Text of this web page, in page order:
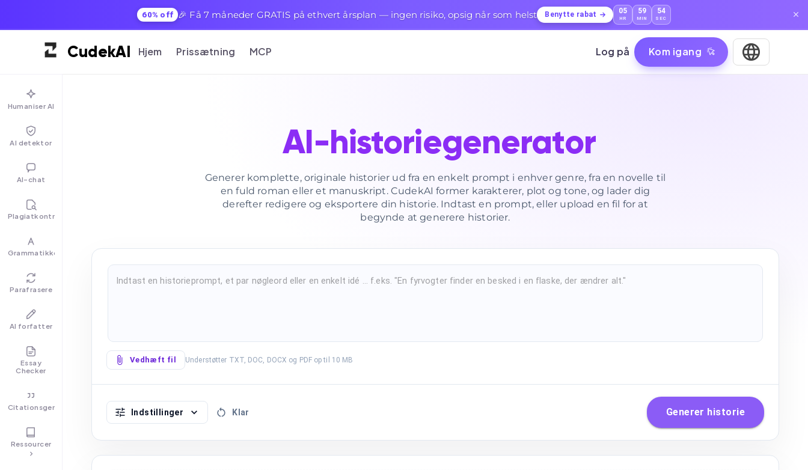
60% off 🎉 Få 7 måneder GRATIS på ethvert årsplan — ingen risiko, opsig når som helst Benytte rabat 05
HR
59
MIN
53
SEC
CudekAI Hjem Prissætning MCP Log på Kom igang
Humaniser AI
AI detektor
AI-chat
Plagiatkontrol
Grammatikkontrol
Parafrasere
AI forfatter
Essay
Checker
Citationsgenerator
Ressourcer
AI-historiegenerator
Generer komplette, originale historier ud fra en enkelt prompt i enhver genre, fra en novelle til
en fuld roman eller et manuskript. CudekAI former karakterer, plot og tone, og lader dig
derefter redigere og eksportere din historie. Indtast en prompt, eller upload en fil for at
begynde at generere historier.
Vedhæft fil Understøtter TXT, DOC, DOCX og PDF op til 10 MB
Indstillinger Klar Generer historie